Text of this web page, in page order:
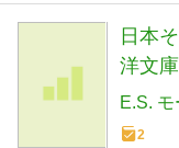
日本
洋文
E.S. モ
2